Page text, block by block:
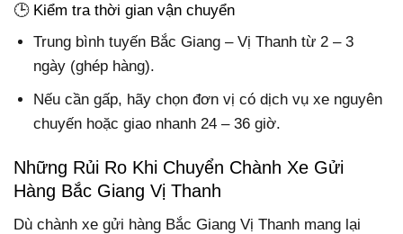
🕒 Kiểm tra thời gian vận chuyển
Trung bình tuyến Bắc Giang – Vị Thanh từ 2 – 3
ngày (ghép hàng).
Nếu cần gấp, hãy chọn đơn vị có dịch vụ xe nguyên
chuyến hoặc giao nhanh 24 – 36 giờ.
Những Rủi Ro Khi Chuyển Chành Xe Gửi
Hàng Bắc Giang Vị Thanh
Dù chành xe gửi hàng Bắc Giang Vị Thanh mang lại